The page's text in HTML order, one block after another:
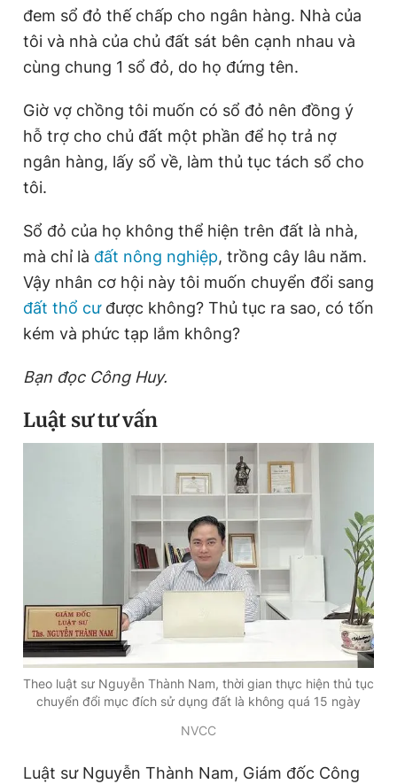
Tiện ích Bạn cần biết
Thông tin tòa soạn Liên hệ quảng cáo
Theo dõi báo trên
0906 645 777
Đặt báo Quảng cáo
Phó tổng biên tập thường trực: Hải Thành
Phó tổng biên tập: Lâm Hiếu Dũng
Tổng thư ký tòa soạn: Đức Trung
Giấy phép xuất bản số 110/GP - BTTTT cấp ngày 24.3.2020
© 2003-2026 Bản quyền thuộc về Báo Thanh Niên. Cấm sao
chép dưới mọi hình thức nếu không có sự chấp thuận bằng văn
bản. Phát triển bởi ePi Technologies, JSC.
đem sổ đỏ thế chấp cho ngân hàng. Nhà của
tôi và nhà của chủ đất sát bên cạnh nhau và
cùng chung 1 sổ đỏ, do họ đứng tên.
Giờ vợ chồng tôi muốn có sổ đỏ nên đồng ý
hỗ trợ cho chủ đất một phần để họ trả nợ
ngân hàng, lấy sổ về, làm thủ tục tách sổ cho
tôi.
Sổ đỏ của họ không thể hiện trên đất là nhà,
mà chỉ là đất nông nghiệp, trồng cây lâu năm.
Vậy nhân cơ hội này tôi muốn chuyển đổi sang
đất thổ cưđược không? Thủ tục ra sao, có tốn
kém và phức tạp lắm không?
Bạn đọc Công Huy.
Luật sư tư vấn
Theo luật sư Nguyễn Thành Nam, thời gian thực hiện thủ tục
chuyển đổi mục đích sử dụng đất là không quá 15 ngày
NVCC
Luật sư Nguyễn Thành Nam, Giám đốc Công